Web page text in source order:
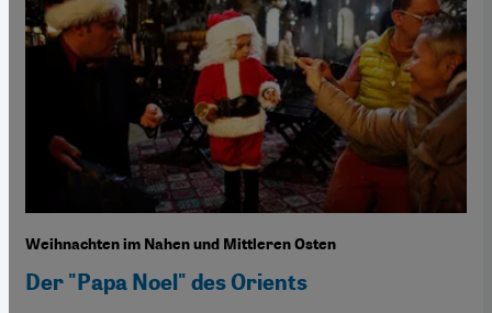
Weihnachten im Nahen und Mittleren Osten
Der "Papa Noel" des Orients